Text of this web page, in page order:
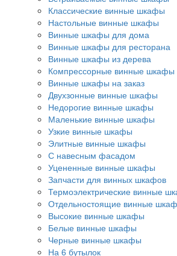
Классические винные шкафы
Настольные винные шкафы
Винные шкафы для дома
Винные шкафы для ресторана
Винные шкафы из дерева
Компрессорные винные шкафы
Винные шкафы на заказ
Двухзонные винные шкафы
Недорогие винные шкафы
Маленькие винные шкафы
Узкие винные шкафы
Элитные винные шкафы
С навесным фасадом
Уцененные винные шкафы
Запчасти для винных шкафов
Термоэлектрические винные
Отдельностоящие винные
Высокие винные шкафы
Белые винные шкафы
Черные винные шкафы
На 6 бутылок